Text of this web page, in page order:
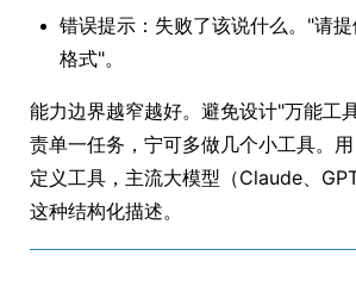
错误提示：失败了该说什么。"请
格式"。
能力边界越窄越好。避免设计"万能工
责单一任务，宁可多做几个小工具。
定义工具，主流大模型（Claude、
这种结构化描述。